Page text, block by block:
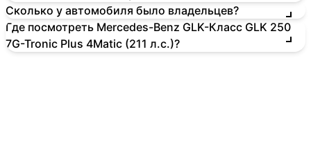
Сколько у автомобиля было владельцев?
Где посмотреть Mercedes-Benz GLK-Класс GLK 250
7G-Tronic Plus 4Matic (211 л.с.)?